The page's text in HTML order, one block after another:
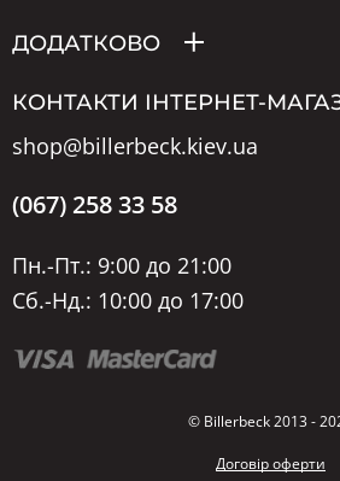
ДОДАТКОВО
КОНТАКТИ ІНТЕРНЕТ-
shop@billerbeck.kiev.ua
(067) 258 33 58
Пн.-Пт.: 9:00 до 21:00
Сб.-Нд.: 10:00 до 17:00
© Billerbeck 2013 -
Договір оферти